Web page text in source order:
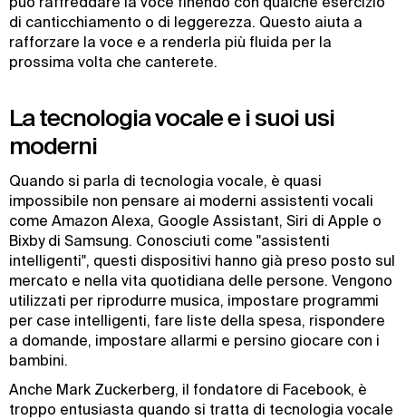
di canticchiamento o di leggerezza. Questo aiuta a
rafforzare la voce e a renderla più fluida per la
prossima volta che canterete.
La tecnologia vocale e i suoi usi
moderni
Quando si parla di tecnologia vocale, è quasi
impossibile non pensare ai moderni assistenti vocali
come Amazon Alexa, Google Assistant, Siri di Apple o
Bixby di Samsung. Conosciuti come "assistenti
intelligenti", questi dispositivi hanno già preso posto sul
mercato e nella vita quotidiana delle persone. Vengono
utilizzati per riprodurre musica, impostare programmi
per case intelligenti, fare liste della spesa, rispondere
a domande, impostare allarmi e persino giocare con i
bambini.
Anche Mark Zuckerberg, il fondatore di Facebook, è
troppo entusiasta quando si tratta di tecnologia vocale